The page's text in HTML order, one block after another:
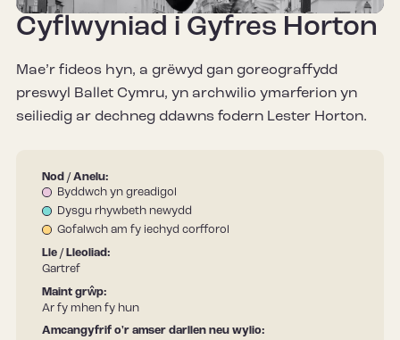
Cyflwyniad i Gyfres Horton
Mae’r fideos hyn, a grëwyd gan goreograffydd
preswyl Ballet Cymru, yn archwilio ymarferion yn
seiliedig ar dechneg ddawns fodern Lester Horton.
Nod / Anelu:
Byddwch yn greadigol
Dysgu rhywbeth newydd
Gofalwch am fy iechyd corfforol
Lle / Lleoliad:
Gartref
Maint grŵp:
Ar fy mhen fy hun
Amcangyfrif o'r amser darllen neu wylio: